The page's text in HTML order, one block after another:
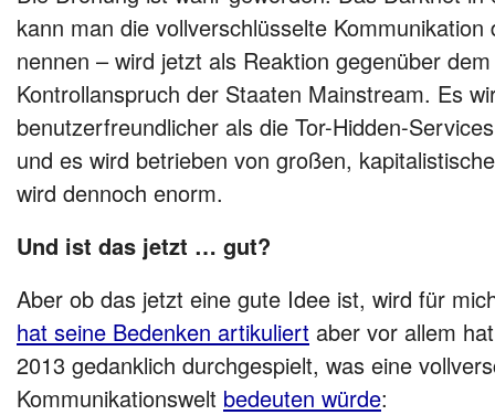
kann man die vollverschlüsselte
nennen – wird jetzt als Reaktion gegenüber
Kontrollanspruch der Staaten Mainstream. Es
benutzerfreundlicher als die Tor-Hidden-
und es wird betrieben von großen,
wird dennoch enorm.
Und ist das jetzt … gut?
Aber ob das jetzt eine gute Idee ist, wird für
hat seine Bedenken artikuliert aber vor allem
2013 gedanklich durchgespielt, was eine
Kommunikationswelt bedeuten würde: